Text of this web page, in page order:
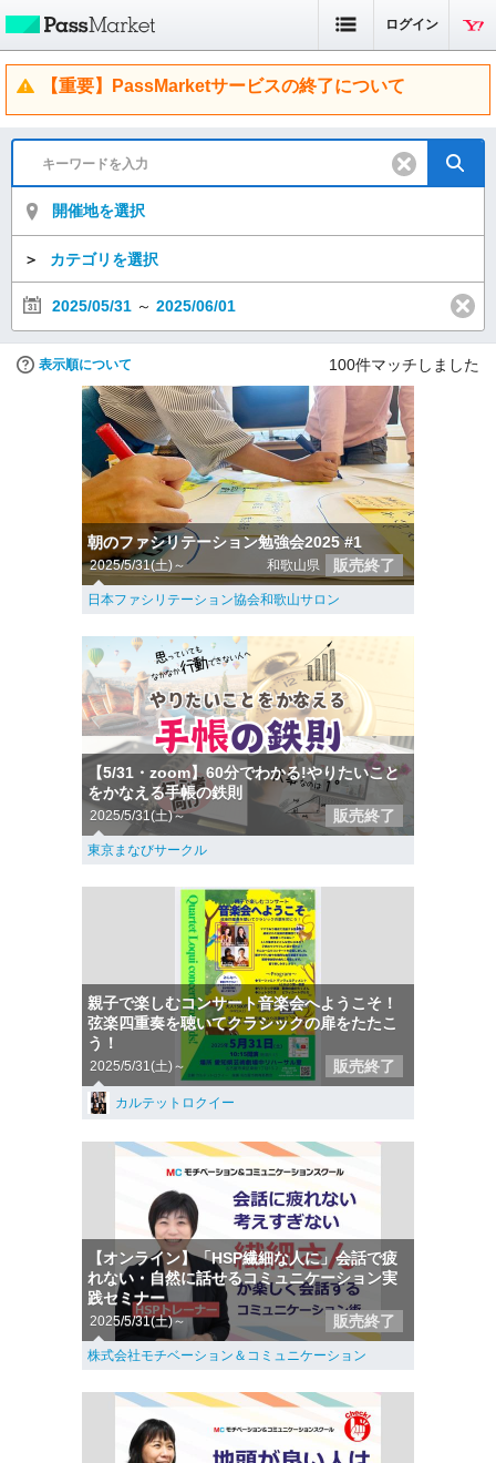
ログイン
【重要】PassMarketサービスの終了について
開催地を選択
＞ カテゴリを選択
2025/05/31 ～ 2025/06/01
表示順について 100件マッチしました
朝のファシリテーション勉強会2025 #1
2025/5/31(土)～ 和歌山県 販売終了
日本ファシリテーション協会和歌山サロン
【5/31・zoom】60分でわかる!やりたいこと
をかなえる手帳の鉄則
2025/5/31(土)～ 販売終了
東京まなびサークル
親子で楽しむコンサート音楽会へようこそ！
弦楽四重奏を聴いてクラシックの扉をたたこ
う！
2025/5/31(土)～ 販売終了
カルテットロクイー
【オンライン】「HSP繊細な人に」会話で疲
れない・自然に話せるコミュニケーション実
践セミナー
2025/5/31(土)～ 販売終了
株式会社モチベーション＆コミュニケーション